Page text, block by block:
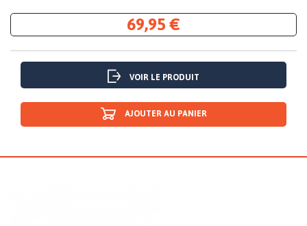
69,95 €
VOIR LE PRODUIT
AJOUTER AU PANIER